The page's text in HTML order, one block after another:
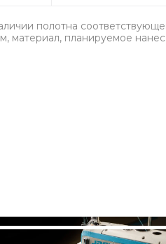
полотна
материал, планируемое